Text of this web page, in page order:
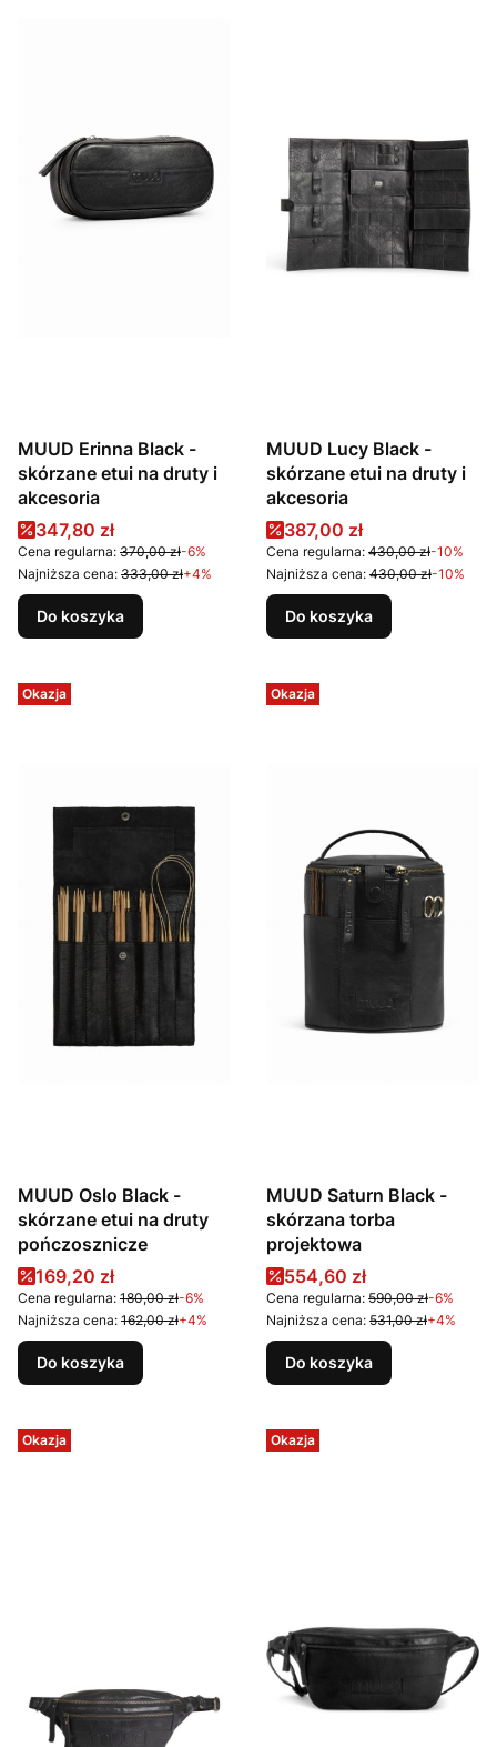
MUUD Erinna Black -
skórzane etui na druty i
akcesoria
Cena promocyjna
347,80 zł
Cena regularna: 370,00 zł-6%
Najniższa cena: 333,00 zł+4%
Do koszyka
MUUD Lucy Black -
skórzane etui na druty i
akcesoria
Cena promocyjna
387,00 zł
Cena regularna: 430,00 zł-10%
Najniższa cena: 430,00 zł-10%
Do koszyka
Okazja
MUUD Oslo Black -
skórzane etui na druty
pończosznicze
Cena promocyjna
169,20 zł
Cena regularna: 180,00 zł-6%
Najniższa cena: 162,00 zł+4%
Do koszyka
Okazja
MUUD Saturn Black -
skórzana torba
projektowa
Cena promocyjna
554,60 zł
Cena regularna: 590,00 zł-6%
Najniższa cena: 531,00 zł+4%
Do koszyka
Okazja Okazja